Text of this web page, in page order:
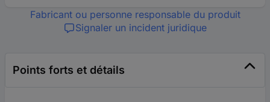
Fabricant ou personne responsable du produit
Signaler un incident juridique
Points forts et détails